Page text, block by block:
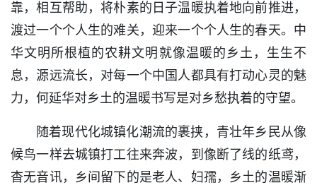
靠，相互帮助，将朴素的日子温暖执着地向前推进，
渡过一个个人生的难关，迎来一个个人生的春天。中
华文明所根植的农耕文明就像温暖的乡土，生生不
息，源远流长，对每一个中国人都具有打动心灵的魅
力，何延华对乡土的温暖书写是对乡愁执着的守望。
随着现代化城镇化潮流的裹挟，青壮年乡民从像
候鸟一样去城镇打工往来奔波，到像断了线的纸鸢，
杳无音讯，乡间留下的是老人、妇孺，乡土的温暖渐